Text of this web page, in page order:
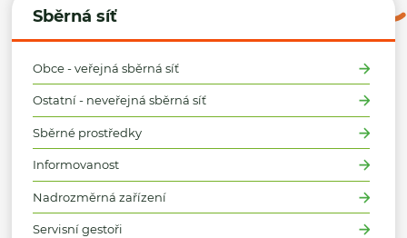
Sběrná síť
Obce - veřejná sběrná síť
Ostatní - neveřejná sběrná síť
Sběrné prostředky
Informovanost
Nadrozměrná zařízení
Servisní gestoři